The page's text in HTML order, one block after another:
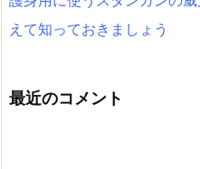
えて知っておきましょう
最近のコメント